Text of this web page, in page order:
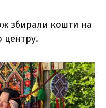
збирали кошти на
центру.